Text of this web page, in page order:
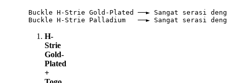
Buckle H-Strie Gold-Plated ──► Sangat serasi
H-
Strie
Gold-
Plated
+